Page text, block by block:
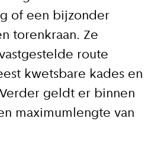
of een bijzonder
torenkraan. Ze
route
kwetsbare kades en
geldt er binnen
maximumlengte van